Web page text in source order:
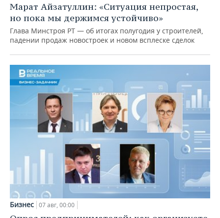
Марат Айзатуллин: «Ситуация непростая,
но пока мы держимся устойчиво»
Глава Минстроя РТ — об итогах полугодия у строителей,
падении продаж новостроек и новом всплеске сделок
Бизнес 07 авг, 00:00